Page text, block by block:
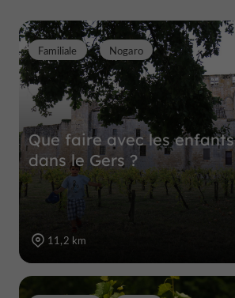
Que faire avec les enfants
dans le Gers ?
Familiale Nogaro
11,2 km